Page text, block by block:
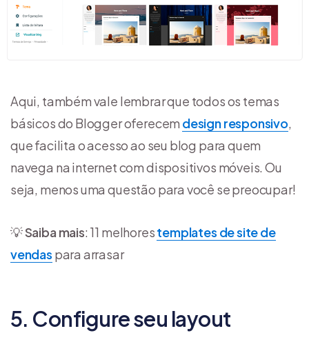
Aqui, também vale lembrar que todos os temas
básicos do Blogger oferecem design responsivo
que facilita o acesso ao seu blog para quem
navega na internet com dispositivos móveis. Ou
seja, menos uma questão para você se preocupar!
💡Saiba mais: 11 melhorestemplates de site de
vendas para arrasar
5. Configure seu layout